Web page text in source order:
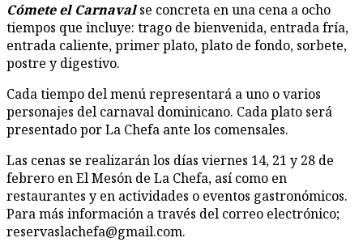
Cómete el Carnavalse concreta en una cena a ocho
tiempos que incluye: trago de bienvenida, entrada fría,
entrada caliente, primer plato, plato de fondo, sorbete,
postre y digestivo.
Cada tiempo del menú representará a uno o varios
personajes del carnaval dominicano. Cada plato será
presentado por La Chefa ante los comensales.
Las cenas se realizarán los días viernes 14, 21 y 28 de
febrero en El Mesón de La Chefa, así como en
restaurantes y en actividades o eventos gastronómicos.
Para más información a través del correo electrónico;
reservaslachefa@gmail.com.